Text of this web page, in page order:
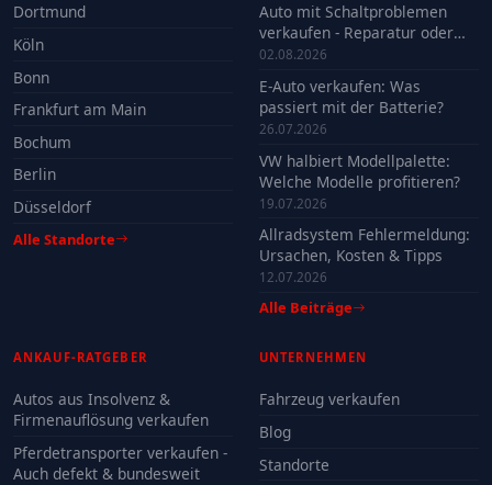
Dortmund
Köln
Bonn
Frankfurt am Main
Bochum
Berlin
Düsseldorf
Alle Standorte
Auto mit Schaltproblemen
verkaufen - Reparatur oder
Verkauf?
02.08.2026
E-Auto verkaufen: Was
passiert mit der Batterie?
26.07.2026
VW halbiert Modellpalette:
Welche Modelle profitieren?
19.07.2026
Allradsystem Fehlermeldung:
Ursachen, Kosten & Tipps
12.07.2026
Alle Beiträge
ANKAUF-RATGEBER
Autos aus Insolvenz &
Firmenauflösung verkaufen
Pferdetransporter verkaufen -
Auch defekt & bundesweit
UNTERNEHMEN
Fahrzeug verkaufen
Blog
Standorte